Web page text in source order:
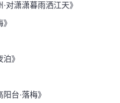
潇潇暮雨洒江天》
》
台·落梅》